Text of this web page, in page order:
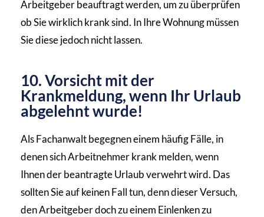
Arbeitgeber beauftragt werden, um zu überprüfen
ob Sie wirklich krank sind. In Ihre Wohnung müssen
Sie diese jedoch nicht lassen.
10. Vorsicht mit der
Krankmeldung, wenn Ihr Urlaub
abgelehnt wurde!
Als Fachanwalt begegnen einem häufig Fälle, in
denen sich Arbeitnehmer krank melden, wenn
Ihnen der beantragte Urlaub verwehrt wird. Das
sollten Sie auf keinen Fall tun, denn dieser Versuch,
den Arbeitgeber doch zu einem Einlenken zu